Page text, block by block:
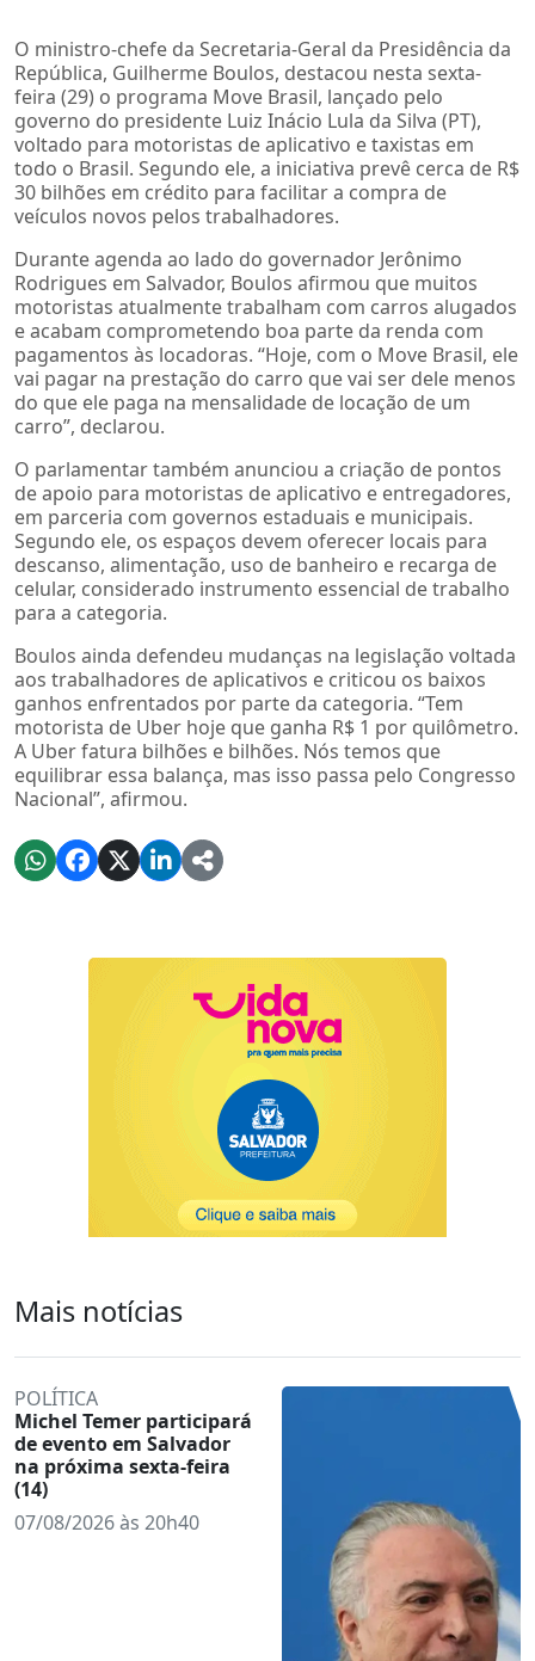
O ministro-chefe da Secretaria-Geral da Presidência da
República, Guilherme Boulos, destacou nesta sexta-
feira (29) o programa Move Brasil, lançado pelo
governo do presidente Luiz Inácio Lula da Silva (PT),
voltado para motoristas de aplicativo e taxistas em
todo o Brasil. Segundo ele, a iniciativa prevê cerca de R$
30 bilhões em crédito para facilitar a compra de
veículos novos pelos trabalhadores.
Durante agenda ao lado do governador Jerônimo
Rodrigues em Salvador, Boulos afirmou que muitos
motoristas atualmente trabalham com carros alugados
e acabam comprometendo boa parte da renda com
pagamentos às locadoras. “Hoje, com o Move Brasil, ele
vai pagar na prestação do carro que vai ser dele menos
do que ele paga na mensalidade de locação de um
carro”, declarou.
O parlamentar também anunciou a criação de pontos
de apoio para motoristas de aplicativo e entregadores,
em parceria com governos estaduais e municipais.
Segundo ele, os espaços devem oferecer locais para
descanso, alimentação, uso de banheiro e recarga de
celular, considerado instrumento essencial de trabalho
para a categoria.
Boulos ainda defendeu mudanças na legislação voltada
aos trabalhadores de aplicativos e criticou os baixos
ganhos enfrentados por parte da categoria. “Tem
motorista de Uber hoje que ganha R$ 1 por quilômetro.
A Uber fatura bilhões e bilhões. Nós temos que
equilibrar essa balança, mas isso passa pelo Congresso
Nacional”, afirmou.
Mais notícias
POLÍTICA
Michel Temer participará
de evento em Salvador
na próxima sexta-feira
(14)
07/08/2026 às 20h40